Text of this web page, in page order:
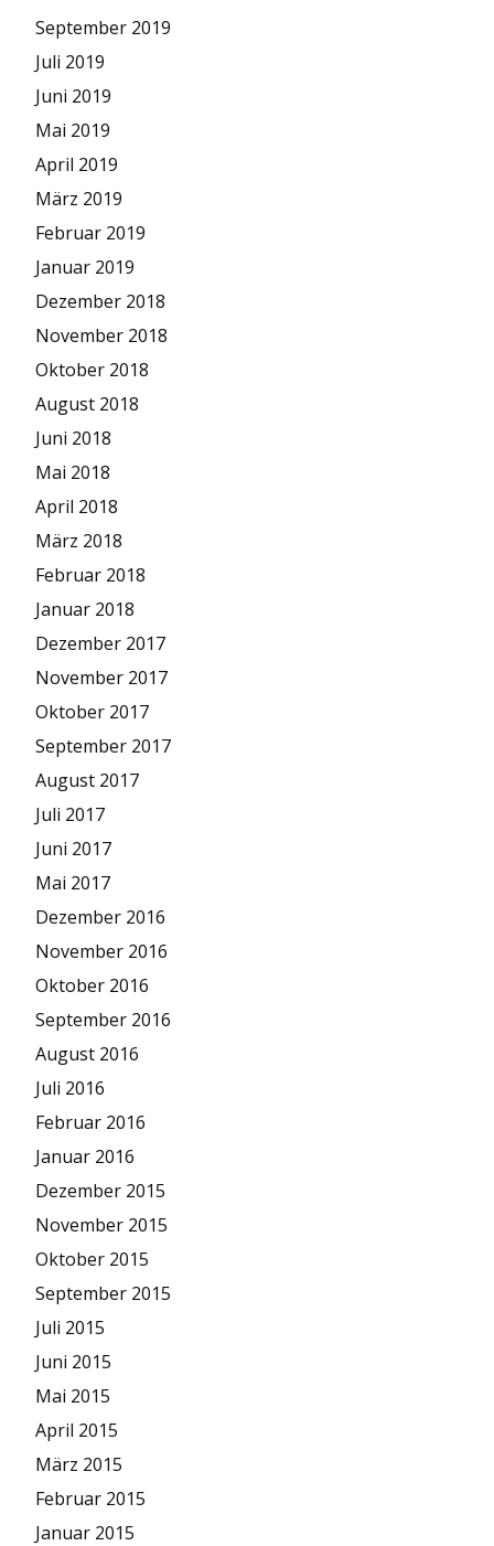
September 2019
Juli 2019
Juni 2019
Mai 2019
April 2019
März 2019
Februar 2019
Januar 2019
Dezember 2018
November 2018
Oktober 2018
August 2018
Juni 2018
Mai 2018
April 2018
März 2018
Februar 2018
Januar 2018
Dezember 2017
November 2017
Oktober 2017
September 2017
August 2017
Juli 2017
Juni 2017
Mai 2017
Dezember 2016
November 2016
Oktober 2016
September 2016
August 2016
Juli 2016
Februar 2016
Januar 2016
Dezember 2015
November 2015
Oktober 2015
September 2015
Juli 2015
Juni 2015
Mai 2015
April 2015
März 2015
Februar 2015
Januar 2015